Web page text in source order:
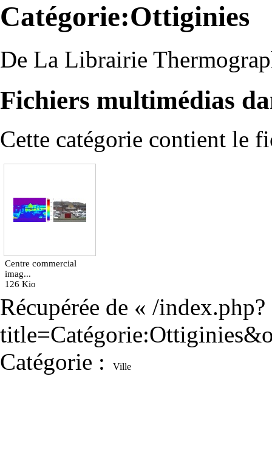
Catégorie:Ottiginies
De La Librairie
Fichiers multimédias
Cette catégorie contient le
Centre commercial
imag...
126 Kio
Récupérée de « /index.php?
Catégorie : Ville